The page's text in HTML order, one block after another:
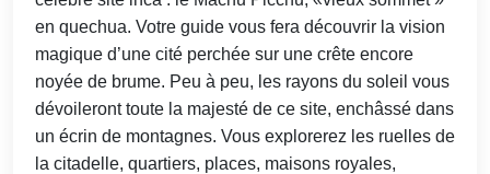
en quechua. Votre guide vous fera découvrir la vision
magique d’une cité perchée sur une crête encore
noyée de brume. Peu à peu, les rayons du soleil vous
dévoileront toute la majesté de ce site, enchâssé dans
un écrin de montagnes. Vous explorerez les ruelles de
la citadelle, quartiers, places, maisons royales,